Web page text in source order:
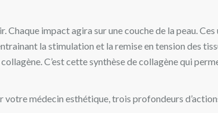
impact agira sur une couche de la peau. Ces
la stimulation et la remise en tension des
C’est cette synthèse de collagène qui
votre médecin esthétique, trois profondeurs